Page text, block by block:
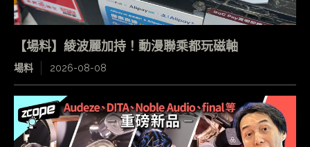
【場料】綾波麗加持！動漫聯乘都玩磁軸
場料 2026-08-08